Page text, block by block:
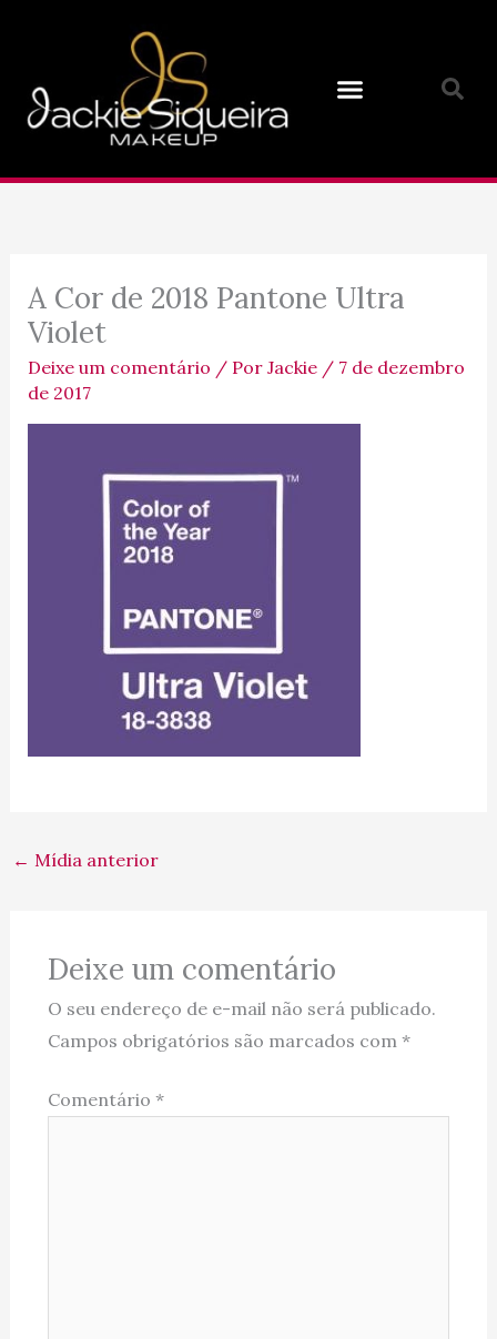
conteúdo
A Cor de 2018 Pantone Ultra
Violet
Deixe um comentário / Por Jackie / 7 de dezembro
de 2017
← Mídia anterior
Deixe um comentário
O seu endereço de e-mail não será publicado.
Campos obrigatórios são marcados com *
Comentário *